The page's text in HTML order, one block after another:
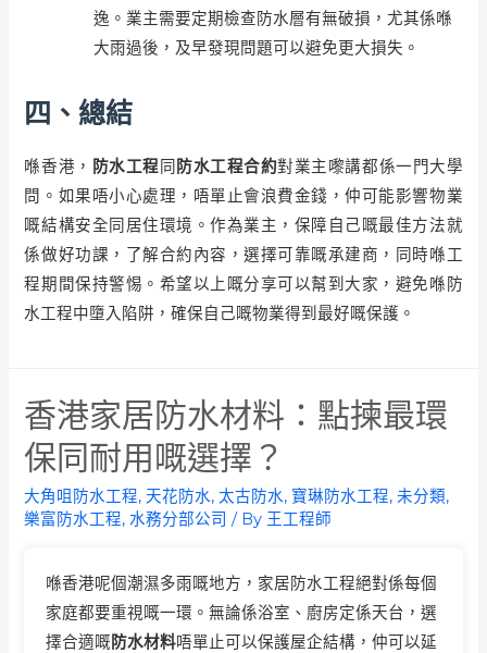
逸。業主需要定期檢查防水層有無破損，尤其係喺
大雨過後，及早發現問題可以避免更大損失。
四、總結
喺香港， 防水工程同 防水工程合約對業主嚟講都係一門大學
問。如果唔小心處理，唔單止會浪費金錢，仲可能影響物業
嘅結構安全同居住環境。作為業主，保障自己嘅最佳方法就
係做好功課，了解合約內容，選擇可靠嘅承建商，同時喺工
程期間保持警惕。希望以上嘅分享可以幫到大家，避免喺防
水工程中墮入陷阱，確保自己嘅物業得到最好嘅保護。
香港家居防水材料：點揀最環
保同耐用嘅選擇？
大角咀防水工程, 天花防水,太古防水, 寶琳防水工程,未分類,
樂富防水工程,水務分部公司 / By 王工程師
喺香港呢個潮濕多雨嘅地方，家居防水工程絕對係每個
家庭都要重視嘅一環。無論係浴室、廚房定係天台，選
擇合適嘅防水材料唔單止可以保護屋企結構，仲可以延